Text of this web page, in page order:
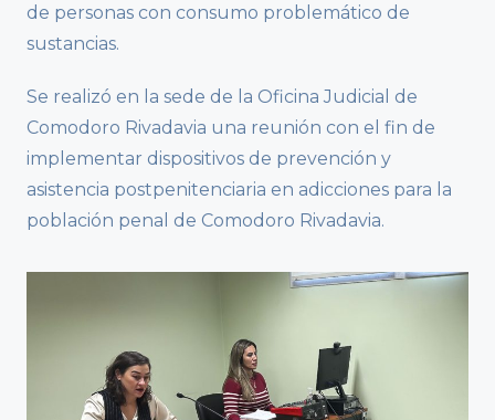
de personas con consumo problemático de
sustancias.
Se realizó en la sede de la Oficina Judicial de
Comodoro Rivadavia una reunión con el fin de
implementar dispositivos de prevención y
asistencia postpenitenciaria en adicciones para la
población penal de Comodoro Rivadavia.